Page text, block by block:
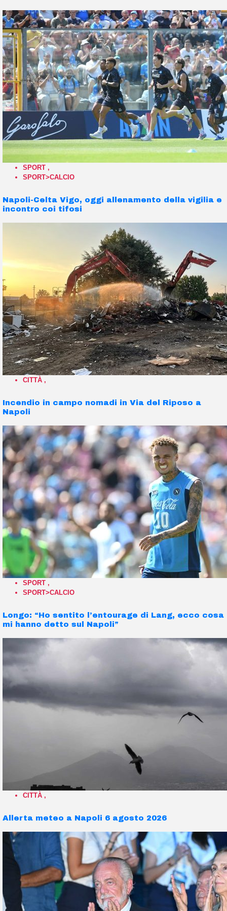
SPORT ,
SPORT>CALCIO
Napoli-Celta Vigo, oggi allenamento della vigilia e
incontro coi tifosi
CITTÀ ,
Incendio in campo nomadi in Via del Riposo a
Napoli
SPORT ,
SPORT>CALCIO
Longo: “Ho sentito l’entourage di Lang, ecco cosa
mi hanno detto sul Napoli”
CITTÀ ,
Allerta meteo a Napoli 6 agosto 2026